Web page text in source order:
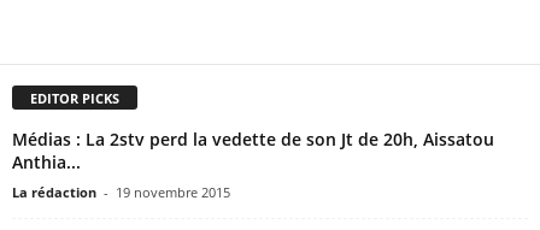
EDITOR PICKS
Médias : La 2stv perd la vedette de son Jt de 20h, Aissatou
Anthia...
La rédaction - 19 novembre 2015